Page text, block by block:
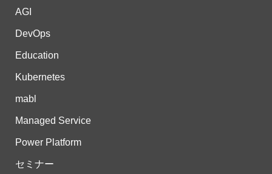
AGI
DevOps
Education
Kubernetes
mabl
Managed Service
Power Platform
セミナー